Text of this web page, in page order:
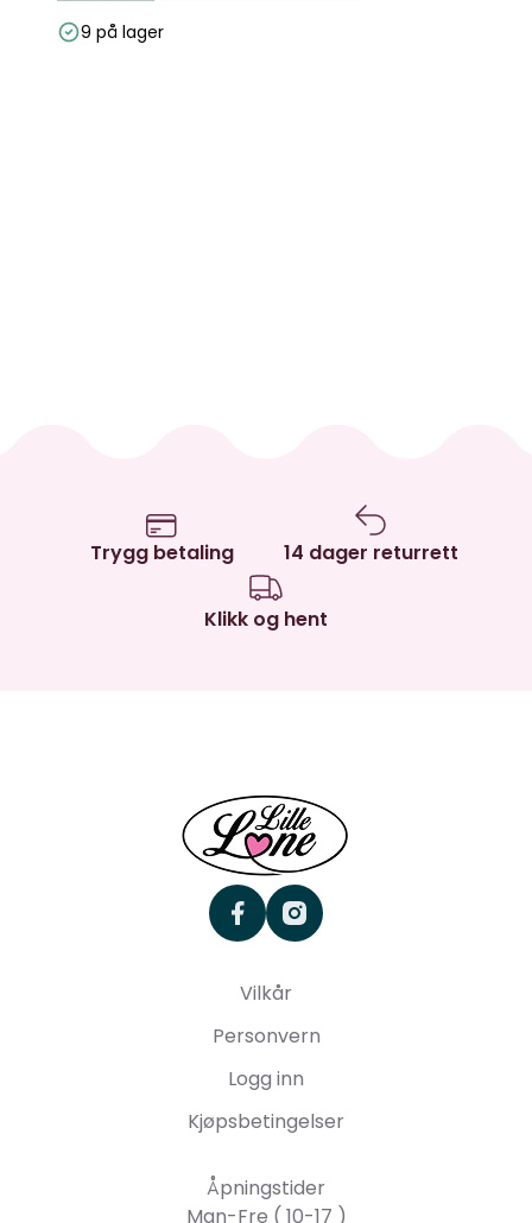
9 på lager
Trygg betaling 14 dager returrett
Klikk og hent
facebookinstagram
Vilkår
Personvern
Logg inn
Kjøpsbetingelser
Åpningstider
Man-Fre ( 10-17 )